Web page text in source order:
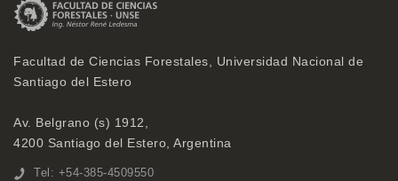
Facultad de Ciencias Forestales, Universidad Nacional de
Santiago del Estero
Av. Belgrano (s) 1912,
4200 Santiago del Estero, Argentina
Tel: +54-385-4509550